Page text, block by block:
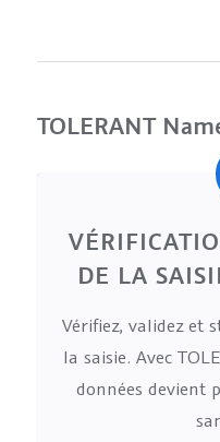
TOLERANT
DE LA
Vérifiez, validez et
la saisie. Avec
données devient